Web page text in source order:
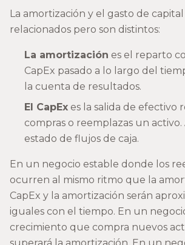
La amortización y el gasto de
relacionados pero son distintos:
La amortización es el reparto
CapEx pasado a lo largo del
la cuenta de resultados.
El CapEx es la salida de efectivo
compras o reemplazas un activo.
estado de flujos de caja.
En un negocio estable donde los
ocurren al mismo ritmo que la
CapEx y la amortización serán
iguales con el tiempo. En un
crecimiento que compra nuevos